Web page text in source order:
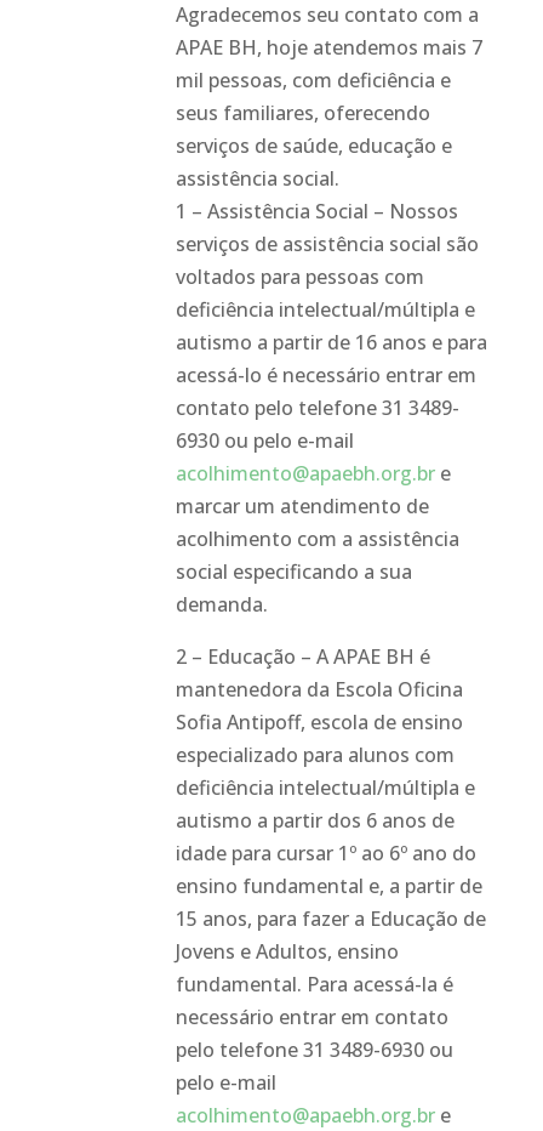
Agradecemos seu contato com a
APAE BH, hoje atendemos mais 7
mil pessoas, com deficiência e
seus familiares, oferecendo
serviços de saúde, educação e
assistência social.
1 – Assistência Social – Nossos
serviços de assistência social são
voltados para pessoas com
deficiência intelectual/múltipla e
autismo a partir de 16 anos e para
acessá-lo é necessário entrar em
contato pelo telefone 31 3489-
6930 ou pelo e-mail
acolhimento@apaebh.org.bre
marcar um atendimento de
acolhimento com a assistência
social especificando a sua
demanda.
2 – Educação – A APAE BH é
mantenedora da Escola Oficina
Sofia Antipoff, escola de ensino
especializado para alunos com
deficiência intelectual/múltipla e
autismo a partir dos 6 anos de
idade para cursar 1º ao 6º ano do
ensino fundamental e, a partir de
15 anos, para fazer a Educação de
Jovens e Adultos, ensino
fundamental. Para acessá-la é
necessário entrar em contato
pelo telefone 31 3489-6930 ou
pelo e-mail
acolhimento@apaebh.org.bre